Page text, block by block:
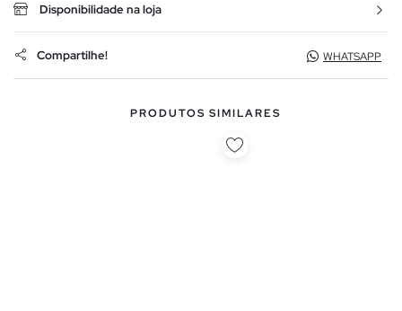
Disponibilidade na loja
Compartilhe! WHATSAPP
PRODUTOS SIMILARES